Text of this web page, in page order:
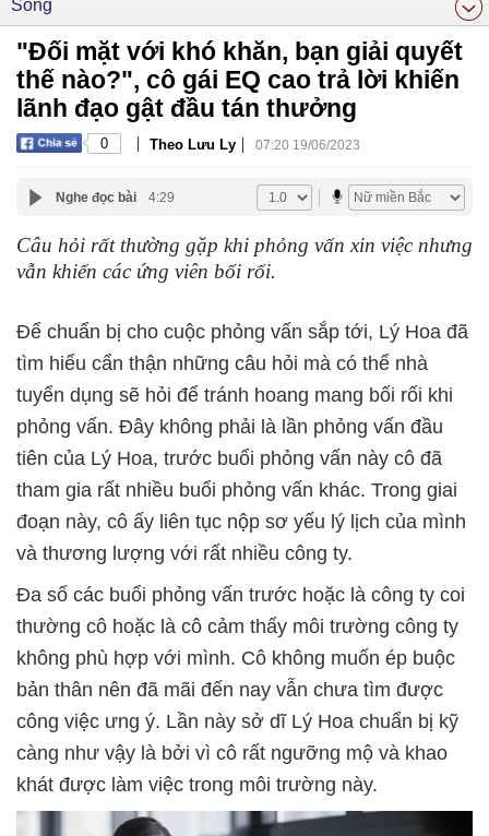
Sống
"Đối mặt với khó khăn, bạn giải quyết
thế nào?", cô gái EQ cao trả lời khiến
lãnh đạo gật đầu tán thưởng
0 | Theo Lưu Ly | 07:20 19/06/2023
Nghe đọc bài 4:29
Câu hỏi rất thường gặp khi phỏng vấn xin việc nhưng
vẫn khiến các ứng viên bối rối.
tìm hiểu cẩn thận những câu hỏi mà có thể nhà
tuyển dụng sẽ hỏi để tránh hoang mang bối rối khi
phỏng vấn. Đây không phải là lần phỏng vấn đầu
tiên của Lý Hoa, trước buổi phỏng vấn này cô đã
tham gia rất nhiều buổi phỏng vấn khác. Trong giai
đoạn này, cô ấy liên tục nộp sơ yếu lý lịch của mình
thường cô hoặc là cô cảm thấy môi trường công ty
không phù hợp với mình. Cô không muốn ép buộc
bản thân nên đã mãi đến nay vẫn chưa tìm được
công việc ưng ý. Lần này sở dĩ Lý Hoa chuẩn bị kỹ
càng như vậy là bởi vì cô rất ngưỡng mộ và khao